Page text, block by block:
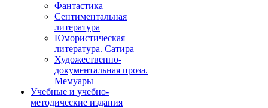
Фантастика
Сентиментальная
литература
Юмористическая
литература. Сатира
Художественно-
документальная проза.
Мемуары
Учебные и учебно-
методические издания